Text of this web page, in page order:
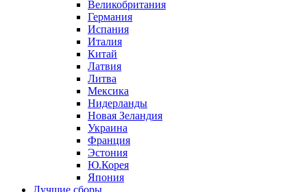
Великобритания
Германия
Испания
Италия
Китай
Латвия
Литва
Мексика
Нидерланды
Новая Зеландия
Украина
Франция
Эстония
Ю.Корея
Япония